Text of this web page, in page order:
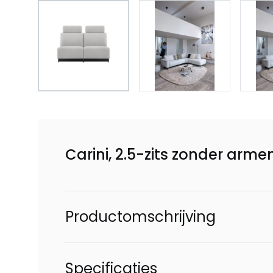
Carini, 2.5-zits zonder
Productomschrijving
Specificaties